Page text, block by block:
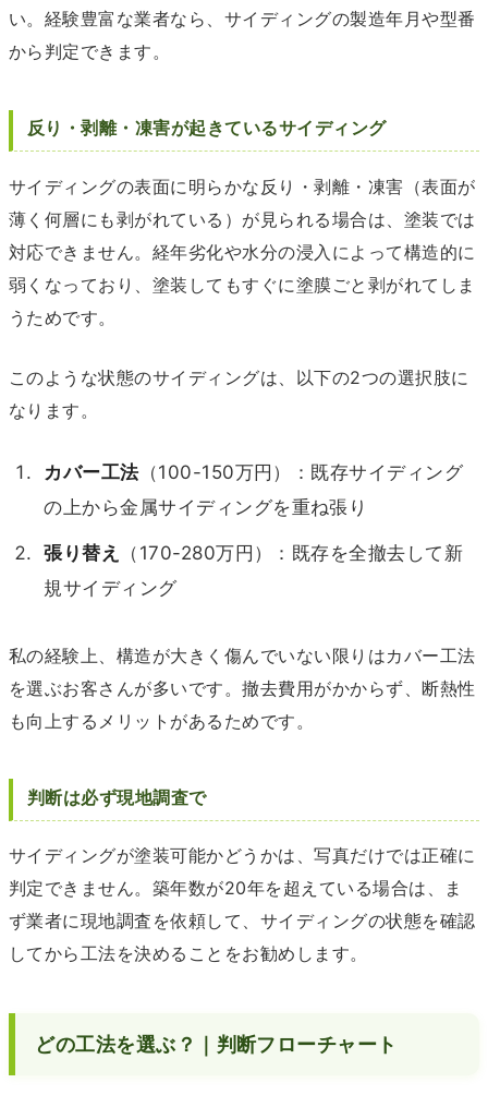
い。経験豊富な業者なら、サイディングの製造年月や型番
から判定できます。
反り・剥離・凍害が起きているサイディング
サイディングの表面に明らかな反り・剥離・凍害（表面が
薄く何層にも剥がれている）が見られる場合は、塗装では
対応できません。経年劣化や水分の浸入によって構造的に
弱くなっており、塗装してもすぐに塗膜ごと剥がれてしま
うためです。
このような状態のサイディングは、以下の2つの選択肢に
なります。
カバー工法（100-150万円）：既存サイディング
の上から金属サイディングを重ね張り
張り替え
（170-280万円）：既存を全撤去して新
規サイディング
私の経験上、構造が大きく傷んでいない限りはカバー工法
を選ぶお客さんが多いです。撤去費用がかからず、断熱性
も向上するメリットがあるためです。
判断は必ず現地調査で
サイディングが塗装可能かどうかは、写真だけでは正確に
判定できません。築年数が20年を超えている場合は、ま
ず業者に現地調査を依頼して、サイディングの状態を確認
してから工法を決めることをお勧めします。
どの工法を選ぶ？｜判断フローチャート